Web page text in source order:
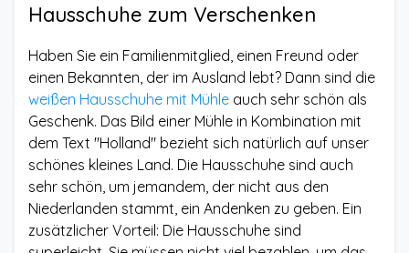
Hausschuhe zum Verschenken
Haben Sie ein Familienmitglied, einen Freund oder
einen Bekannten, der im Ausland lebt? Dann sind die
weißen Hausschuhe mit Mühle auch sehr schön als
Geschenk. Das Bild einer Mühle in Kombination mit
dem Text "Holland" bezieht sich natürlich auf unser
schönes kleines Land. Die Hausschuhe sind auch
sehr schön, um jemandem, der nicht aus den
Niederlanden stammt, ein Andenken zu geben. Ein
zusätzlicher Vorteil: Die Hausschuhe sind